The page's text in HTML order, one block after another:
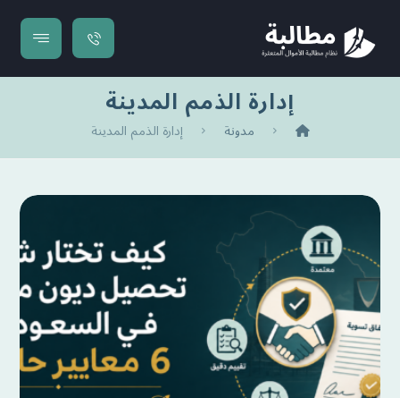
إدارة الذمم المدينة
مدونة إدارة الذمم المدينة